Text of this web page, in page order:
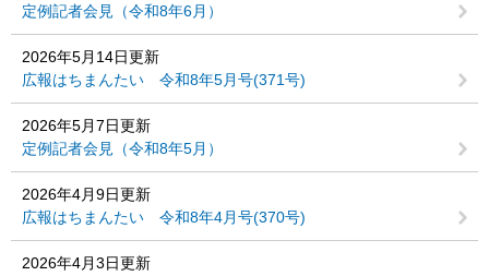
定例記者会見（令和8年6月）
2026年5月14日更新
広報はちまんたい 令和8年5月号(371号)
2026年5月7日更新
定例記者会見（令和8年5月）
2026年4月9日更新
広報はちまんたい 令和8年4月号(370号)
2026年4月3日更新